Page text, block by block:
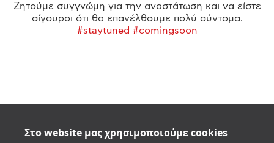
Στο website μας χρησιμοποιούμε cookies
Ζητούμε συγγνώμη για την αναστάτωση και να είστε
σίγουροι ότι θα επανέλθουμε πολύ σύντομα.
#staytuned #comingsoon